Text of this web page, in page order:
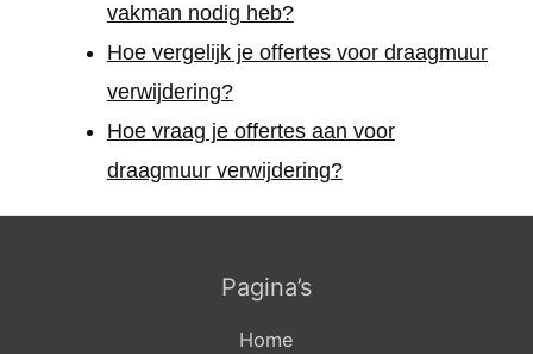
vakman nodig heb?
Hoe vergelijk je offertes voor draagmuur
verwijdering?
Hoe vraag je offertes aan voor
draagmuur verwijdering?
Pagina’s
Home